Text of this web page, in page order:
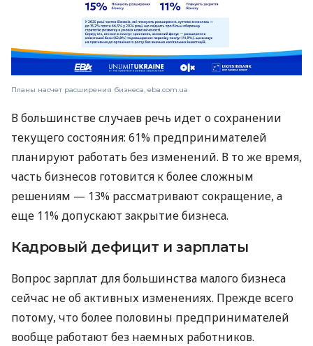
Планы насчет расширения бизнеса, eba.com.ua
В большинстве случаев речь идет о сохранении
текущего состояния: 61% предпринимателей
планируют работать без изменений. В то же время,
часть бизнесов готовится к более сложным
решениям — 13% рассматривают сокращение, а
еще 11% допускают закрытие бизнеса.
Кадровый дефицит и зарплаты
Вопрос зарплат для большинства малого бизнеса
сейчас не об активных изменениях. Прежде всего
потому, что более половины предпринимателей
вообще работают без наемных работников.